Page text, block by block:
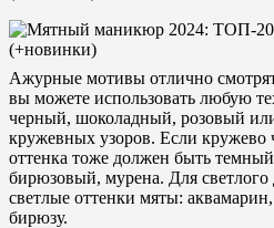
Ажурные мотивы отлично
вы можете использовать любую
черный, шоколадный, розовый
кружевных узоров. Если кружево
оттенка тоже должен быть
бирюзовый, мурена. Для
светлые оттенки мяты:
бирюзу.